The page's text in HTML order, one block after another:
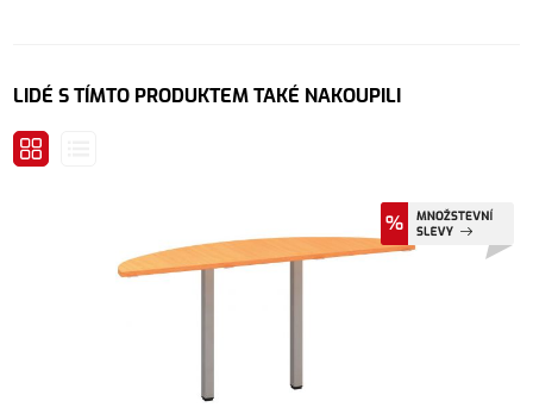
LIDÉ S TÍMTO PRODUKTEM TAKÉ NAKOUPILI